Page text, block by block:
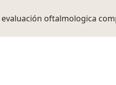
oftalmologica